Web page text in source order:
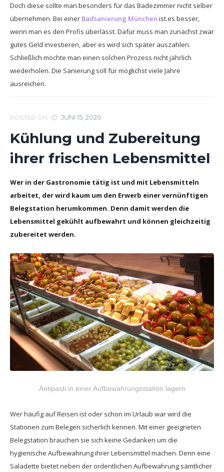
Doch diese sollte man besonders für das Badezimmer nicht selber
übernehmen. Bei einer Badsanierung München ist es besser,
wenn man es den Profis überlässt. Dafür muss man zunächst zwar
gutes Geld investieren, aber es wird sich später auszahlen.
Schließlich möchte man einen solchen Prozess nicht jährlich
wiederholen. Die Sanierung soll für möglichst viele Jahre
ausreichen.
POSTED ON JUNI 15, 2020
Kühlung und Zubereitung
ihrer frischen Lebensmittel
Wer in der Gastronomie tätig ist und mit Lebensmitteln
arbeitet, der wird kaum um den Erwerb einer vernünftigen
Belegstation herumkommen. Denn damit werden die
Lebensmittel gekühlt aufbewahrt und können gleichzeitig
zubereitet werden.
Antipasti in einer Aufbewahrungsstation lagern
Wer häufig auf Reisen ist oder schon im Urlaub war wird die
Stationen zum Belegen sicherlich kennen. Mit einer geeigneten
Belegstation brauchen sie sich keine Gedanken um die
hygienische Aufbewahrung ihrer Lebensmittel machen. Denn eine
Saladette bietet neben der ordentlichen Aufbewahrung sämtlicher